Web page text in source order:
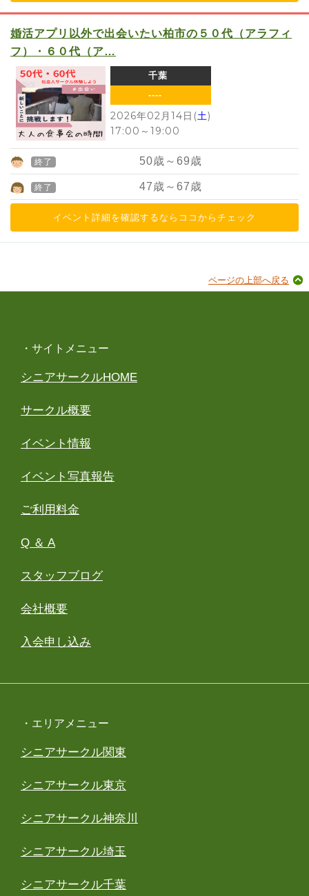
婚活アプリ以外で出会いたい柏市の５０代（アラフィ
フ）・６０代（ア…
千葉
----
2026年02月14日(土)
17:00 ～ 19:00
終了 50歳～69歳
終了 47歳～67歳
イベント詳細を確認するならココからチェック
ページの上部へ戻る
・サイトメニュー
シニアサークルHOME
サークル概要
イベント情報
イベント写真報告
ご利用料金
Q ＆ A
スタッフブログ
会社概要
入会申し込み
・エリアメニュー
シニアサークル関東
シニアサークル東京
シニアサークル神奈川
シニアサークル埼玉
シニアサークル千葉